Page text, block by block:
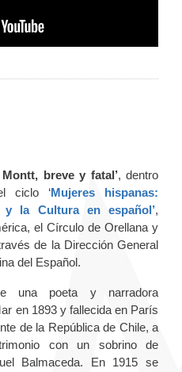
Montt, breve y fatal’,dentro
ciclo ‘Mujeres hispanas:
la Cultura en español’,
el Círculo de Orellana y
de la Dirección General
del Español.
una poeta y narradora
en 1893 y fallecida en París
de la República de Chile, a
con un sobrino de
Balmaceda. En 1915 se